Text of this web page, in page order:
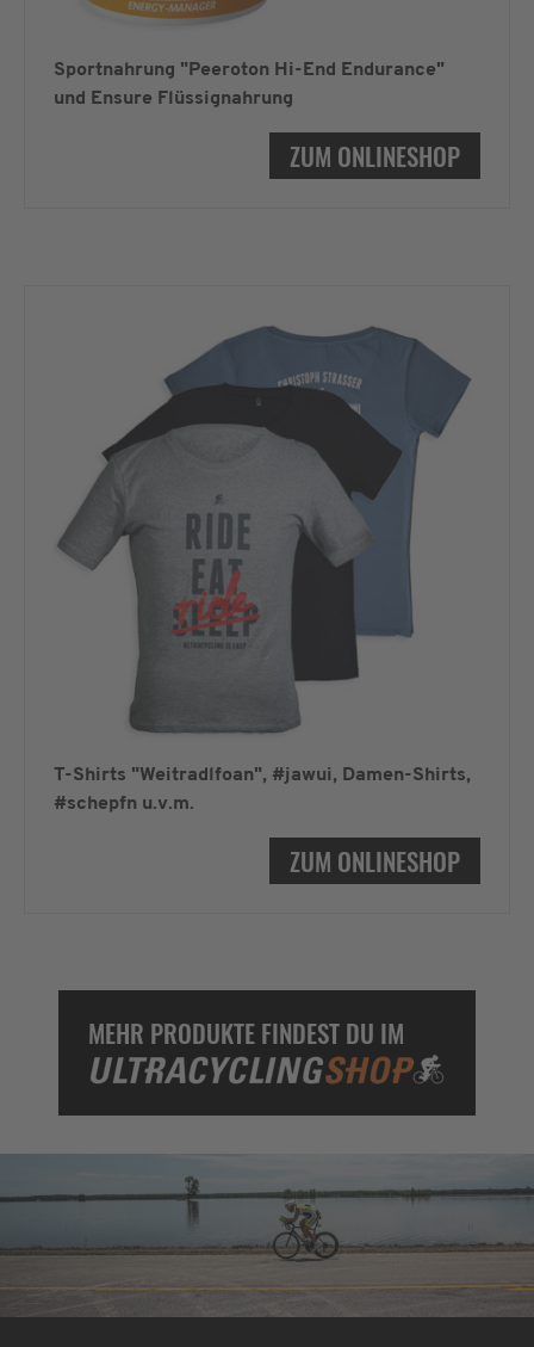
Sportnahrung "Peeroton Hi-End Endurance"
und Ensure Flüssignahrung
ZUM ONLINESHOP
T-Shirts "Weitradlfoan", #jawui, Damen-Shirts,
#schepfn u.v.m.
ZUM ONLINESHOP
MEHR PRODUKTE FINDEST DU IM